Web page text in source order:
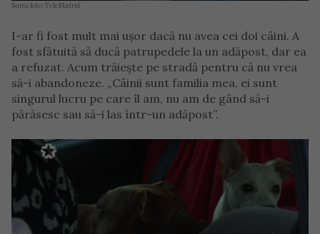
Sursa foto: TeleMadrid
I-ar fi fost mult mai ușor dacă nu avea cei doi câini. A
fost sfătuită să ducă patrupedele la un adăpost, dar ea
a refuzat. Acum trăiește pe stradă pentru că nu vrea
să-i abandoneze. „Câinii sunt familia mea, ei sunt
singurul lucru pe care îl am, nu am de gând să-i
părăsesc sau să-i las într-un adăpost”.